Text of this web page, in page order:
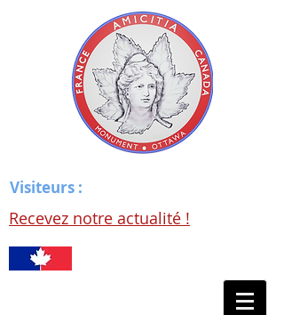
Visiteurs :
Recevez notre actualité !